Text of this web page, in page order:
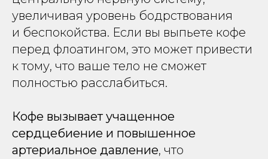
увеличивая уровень бодрствования
и беспокойства. Если вы выпьете кофе
перед флоатингом, это может привести
к тому, что ваше тело не сможет
полностью расслабиться.
Кофе вызывает учащенное
сердцебиение и повышенное
артериальное давление, что